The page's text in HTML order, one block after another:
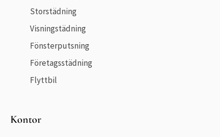
Storstädning
Visningstädning
Fönsterputsning
Företagsstädning
Flyttbil
Kontor